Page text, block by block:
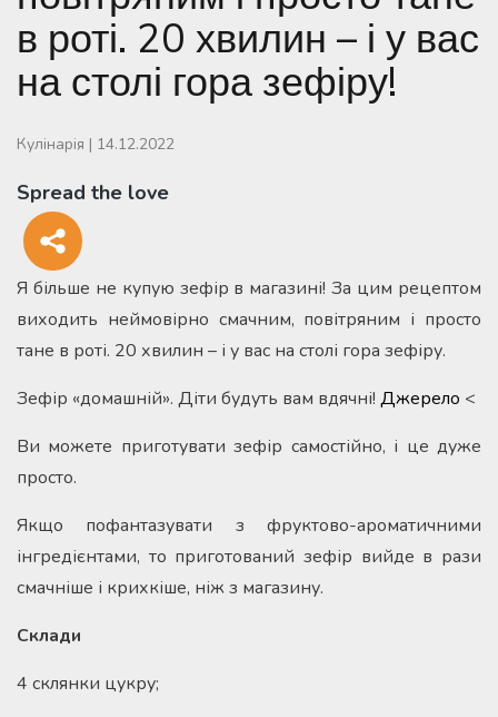
в роті. 20 хвилин – і у вас
на столі гора зефіру!
Кулінарія | 14.12.2022
Spread the love
Я більше не купую зефір в магазині! За цим рецептом
виходить неймовірно смачним, повітряним і просто
тане в роті. 20 хвилин – і у вас на столі гора зефіру.
Зефір «домашній». Діти будуть вам вдячні! Джерело <
Ви можете приготувати зефір самостійно, і це дуже
просто.
Якщо пофантазувати з фруктово-ароматичними
інгредієнтами, то приготований зефір вийде в рази
смачніше і крихкіше, ніж з магазину.
Склади
4 склянки цукру;